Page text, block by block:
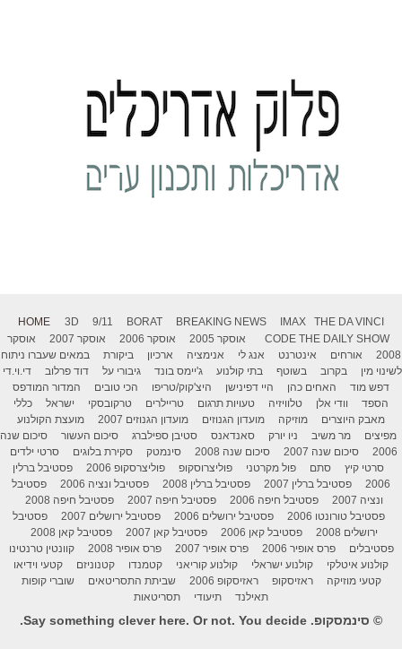
HOME 3D 9/11 BORAT BREAKING NEWS IMAX
THE DA VINCI
CODE THE DAILY SHOW אוסקר 2005 אוסקר 2006 אוסקר 2007
אוסקר
2008
אורחים אינטרנט אנג לי אנימציה ארכיון ביקורת
במאים שעברו ניתוח
לשינוי מין
בקרוב בשוטף בתי קולנוע ג'יימס בונד גיבורי על דוד פרלוב
די.וי.די
דפש מוד
האחים כהן היי דפינישן היצ'קוק/טריפו הכי טובים
המדור המודפס
הספד
וודי אלן טלוויזיה טעויות תרגום טריילרים טרקובסקי ישראל
כללי
מאבק היוצרים
מוזיקה מועדון הגנוזים מועדון הגנוזים 2007
מועצת הקולנוע
מפיצים
מר משיב ניו יורק סאנדאנס סטיבן ספילברג סיכום העשור
סיכום שנה
2006
סיכום שנה 2007 סיכום שנה 2008 סינמטק סקירת בלוגים
סרטי ילדים
סרטי קיץ
סתם פול מקרטני פוליצרוסקופ פוליצרסקופ 2006
פסטיבל ברלין
2006
פסטיבל ברלין 2007 פסטיבל ברלין 2008 פסטיבל ונציה 2006
פסטיבל
ונציה 2007
פסטיבל חיפה 2006 פסטיבל חיפה 2007
פסטיבל חיפה 2008
פסטיבל טורונטו 2006
פסטיבל ירושלים 2006 פסטיבל ירושלים 2007
פסטיבל
ירושלים 2008
פסטיבל קאן 2006 פסטיבל קאן 2007
פסטיבל קאן 2008
פסטיבלים
פרס אופיר 2006 פרס אופיר 2007 פרס אופיר 2008
קוונטין טרנטינו
קולנוע איטלקי
קולנוע ישראלי קולנוע קוריאני קטמנדו קטנוניזם
קטעי וידיאו
קטעי מוזיקה
ראזיסקופ ראזיסקופ 2006 שביתת התסריטאים
שוברי קופות
תאילנד
תיעודי תסריטאות
© סינמסקופ. Say something clever here. Or not. You decide.